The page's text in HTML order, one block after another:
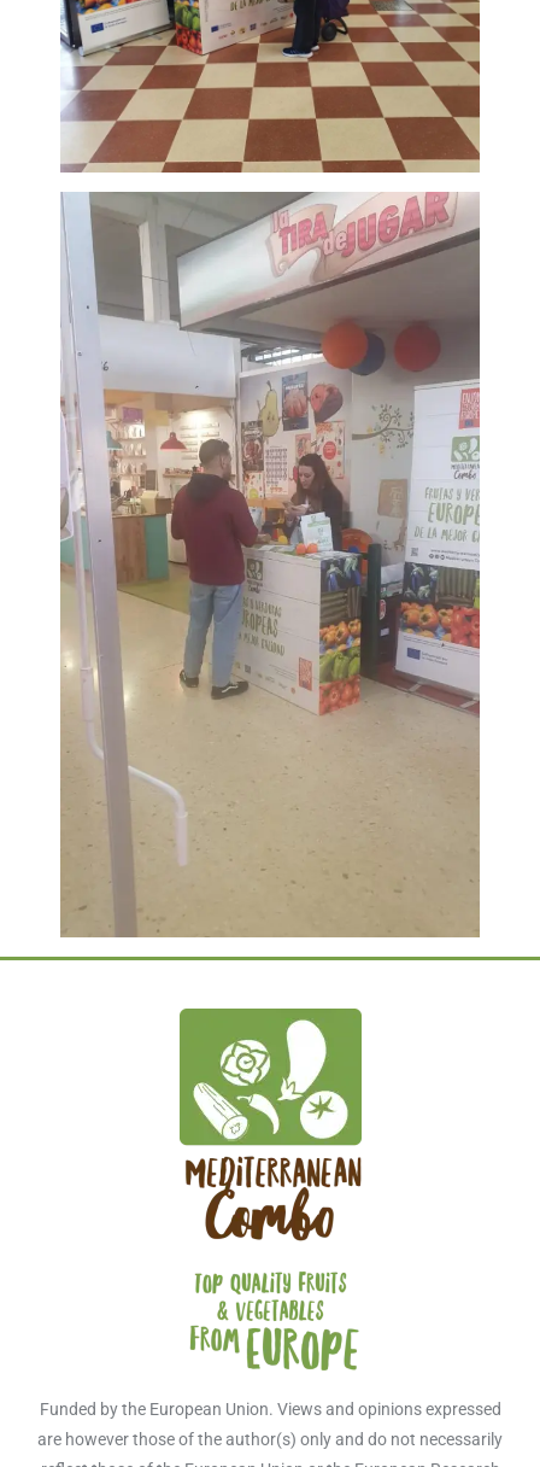
Funded by the European Union. Views and opinions expressed
are however those of the author(s) only and do not necessarily